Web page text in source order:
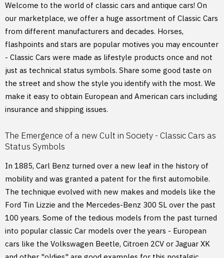
Welcome to the world of classic cars and antique cars! On
our marketplace, we offer a huge assortment of Classic Cars
from different manufacturers and decades. Horses,
flashpoints and stars are popular motives you may encounter
- Classic Cars were made as lifestyle products once and not
just as technical status symbols. Share some good taste on
the street and show the style you identify with the most. We
make it easy to obtain European and American cars including
insurance and shipping issues.
The Emergence of a new Cult in Society - Classic Cars as
Status Symbols
In 1885, Carl Benz turned over a new leaf in the history of
mobility and was granted a patent for the first automobile.
The technique evolved with new makes and models like the
Ford Tin Lizzie and the Mercedes-Benz 300 SL over the past
100 years. Some of the tedious models from the past turned
into popular classic Car models over the years - European
cars like the Volkswagen Beetle, Citroen 2CV or Jaguar XK